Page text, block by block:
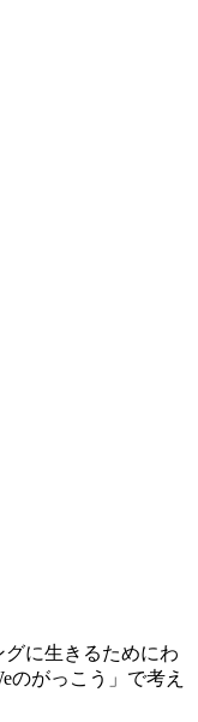
に生きるためにわ
のがっこう」で考え